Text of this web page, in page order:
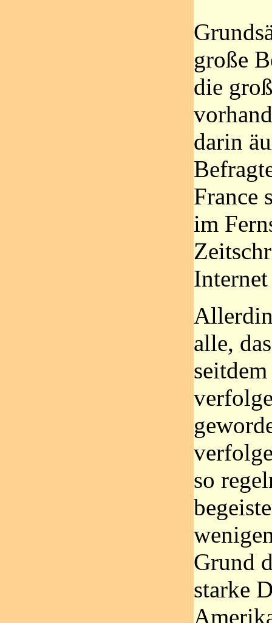
große
die
darin
France
im
alle,
seitdem
so
Grund
starke